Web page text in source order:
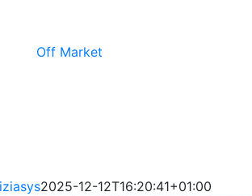
Off Market
iziasys2025-12-12T16:20:41+01:00